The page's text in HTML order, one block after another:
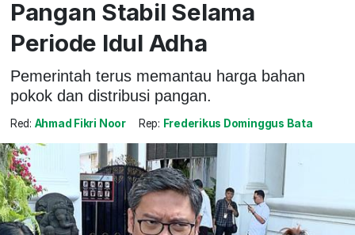
Pangan Stabil Selama
Periode Idul Adha
Pemerintah terus memantau harga bahan
pokok dan distribusi pangan.
Red: Ahmad Fikri Noor Rep: Frederikus Dominggus Bata